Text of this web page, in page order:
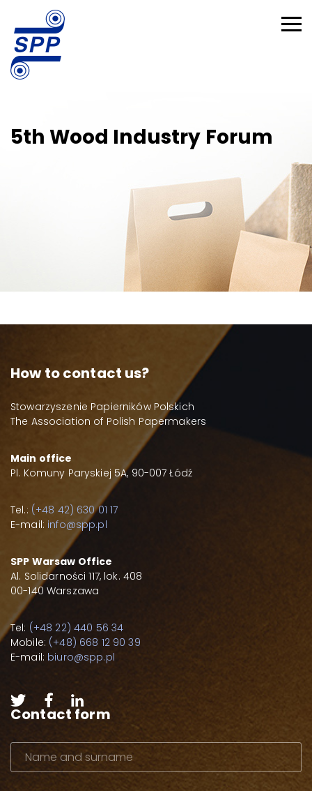
5th Wood Industry Forum
How to contact us?
Stowarzyszenie Papierników Polskich
The Association of Polish Papermakers
Main office
Pl. Komuny Paryskiej 5A, 90-007 Łódź
Tel.: (+48 42) 630 01 17
E-mail: info@spp.pl
SPP Warsaw Office
Al. Solidarności 117, lok. 408
00-140 Warszawa
Tel: (+48 22) 440 56 34
Mobile: (+48) 668 12 90 39
E-mail: biuro@spp.pl
Contact form